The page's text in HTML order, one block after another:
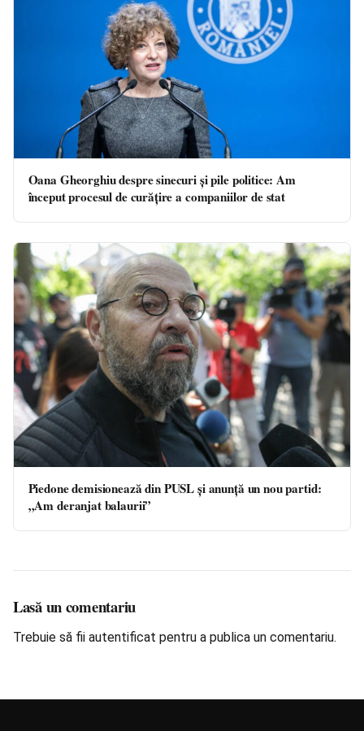
Oana Gheorghiu despre sinecuri și pile politice: Am
început procesul de curățire a companiilor de stat
Piedone demisionează din PUSL și anunță un nou partid:
„Am deranjat balaurii”
Lasă un comentariu
Trebuie să fii autentificat pentru a publica un comentariu.